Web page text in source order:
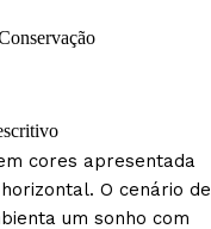
cores apresentada
O cenário de
um sonho com